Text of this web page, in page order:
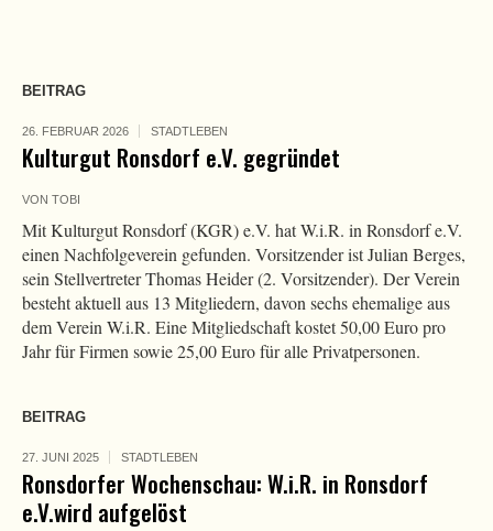
BEITRAG
26. FEBRUAR 2026 STADTLEBEN
Kulturgut Ronsdorf e.V. gegründet
VON TOBI
Mit Kulturgut Ronsdorf (KGR) e.V. hat W.i.R. in Ronsdorf e.V.
einen Nachfolgeverein gefunden. Vorsitzender ist Julian Berges,
sein Stellvertreter Thomas Heider (2. Vorsitzender). Der Verein
besteht aktuell aus 13 Mitgliedern, davon sechs ehemalige aus
dem Verein W.i.R. Eine Mitgliedschaft kostet 50,00 Euro pro
Jahr für Firmen sowie 25,00 Euro für alle Privatpersonen.
BEITRAG
27. JUNI 2025 STADTLEBEN
Ronsdorfer Wochenschau: W.i.R. in Ronsdorf
e.V.wird aufgelöst